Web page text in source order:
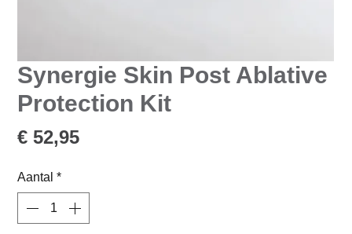
Synergie Skin Post Ablative
Protection Kit
€ 52,95Prijs
Aantal *